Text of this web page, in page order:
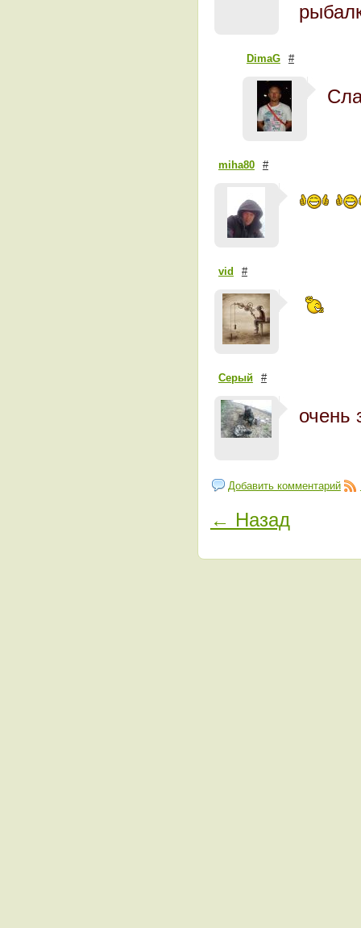
DimaG #
miha80 #
vid #
Серый #
Добавить комментарий
← Назад